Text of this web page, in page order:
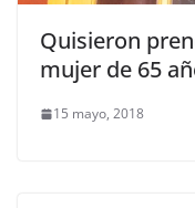
Quisieron
mujer de 65
15 mayo, 2018